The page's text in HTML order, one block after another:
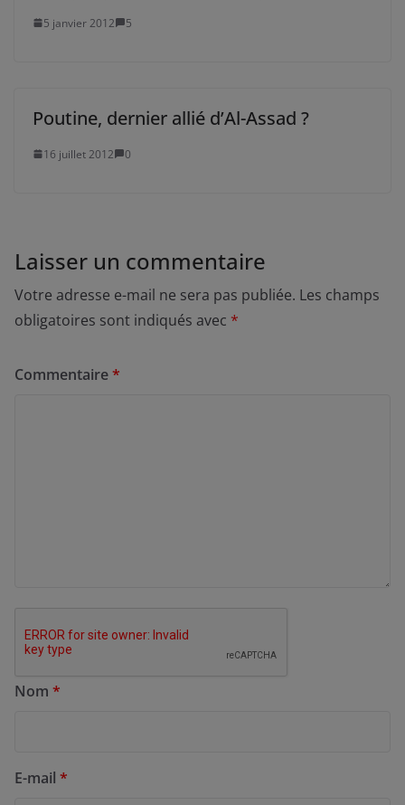
5 janvier 2012 5
Poutine, dernier allié d’Al-Assad ?
16 juillet 2012 0
Laisser un commentaire
Votre adresse e-mail ne sera pas publiée. Les champs
obligatoires sont indiqués avec *
Commentaire*
Nom *
E-mail *